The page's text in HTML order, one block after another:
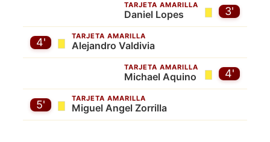
3'
TARJETA AMARILLA
Daniel Lopes
TARJETA AMARILLA
Alejandro Valdivia
4'
4'
TARJETA AMARILLA
Michael Aquino
TARJETA AMARILLA
Miguel Angel Zorrilla
5'